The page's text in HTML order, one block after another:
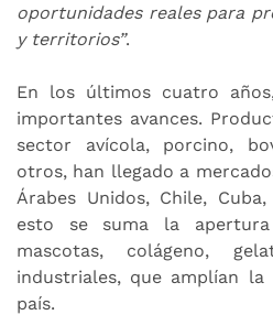
oportunidades reales para
y territorios”.
En los últimos cuatro
importantes avances.
sector avícola, porcino,
otros, han llegado a
Árabes Unidos, Chile,
esto se suma la
mascotas, colágeno,
industriales, que amplían
país.